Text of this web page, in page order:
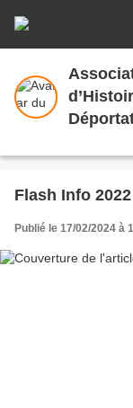
Flash Info 2022
Publié le 17/02/2024 à